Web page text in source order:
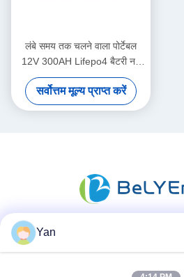
लंबे समय तक चलने वाला पोर्टेबल
12V 300AH Lifepo4 बैटरी नई
ग्रेड ए कोशिकाएं लंबे चक्र जीवन
सर्वोत्तम मूल्य प्राप्त करें
Yan